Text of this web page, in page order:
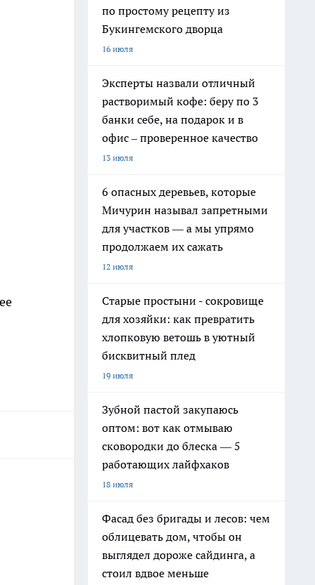
по простому рецепту из
Букингемского дворца
16 июля
Эксперты назвали отличный
растворимый кофе: беру по 3
банки себе, на подарок и в
офис – проверенное качество
13 июля
6 опасных деревьев, которые
Мичурин называл запретными
для участков — а мы упрямо
продолжаем их сажать
12 июля
Старые простыни - сокровище
для хозяйки: как превратить
хлопковую ветошь в уютный
бисквитный плед
19 июля
Зубной пастой закупаюсь
оптом: вот как отмываю
сковородки до блеска — 5
работающих лайфхаков
18 июля
Фасад без бригады и лесов: чем
облицевать дом, чтобы он
выглядел дороже сайдинга, а
стоил вдвое меньше